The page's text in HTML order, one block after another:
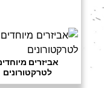
אביזרים
לטרקטורונים